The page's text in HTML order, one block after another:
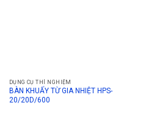
DỤNG CỤ THÍ NGHIỆM
BÀN KHUẤY TỪ GIA NHIỆT HPS-
20/20D/600